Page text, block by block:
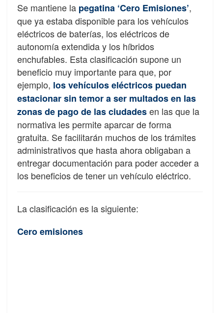
Se mantiene la pegatina ‘Cero Emisiones’,
que ya estaba disponible para los vehículos
eléctricos de baterías, los eléctricos de
autonomía extendida y los híbridos
enchufables. Esta clasificación supone un
beneficio muy importante para que, por
ejemplo, los vehículos eléctricos puedan
estacionar sin temor a ser multados en las
zonas de pago de las ciudadesen las que la
normativa les permite aparcar de forma
gratuita. Se facilitarán muchos de los trámites
administrativos que hasta ahora obligaban a
entregar documentación para poder acceder a
los beneficios de tener un vehículo eléctrico.
La clasificación es la siguiente:
Cero emisiones